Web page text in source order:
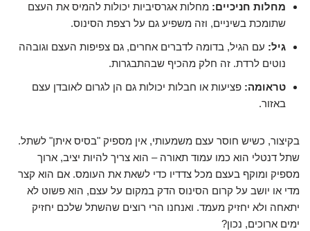
מחלות חניכיים: מחלות אגרסיביות יכולות להמיס את העצם
שתומכת בשיניים, וזה משפיע גם על רצפת הסינוס.
גיל: עם הגיל, בדומה לדברים אחרים, גם צפיפות העצם וגובהה
נוטים לרדת. זה חלק מהכיף שבהתבגרות.
טראומה: פציעות או חבלות יכולות גם הן לגרום לאובדן עצם
באזור.
בקיצור, כשיש חוסר עצם משמעותי, אין מספיק "בסיס איתן" לשתל.
שתל דנטלי הוא כמו עמוד תאורה – הוא צריך להיות יציב, ארוך
מספיק ומוקף בעצם מכל צדדיו כדי לשאת את העומס. אם הוא קצר
מדי או יושב על קרום הסינוס הדק במקום על עצם, הוא פשוט לא
יתאחה ולא יחזיק מעמד. ואנחנו הרי רוצים שהשתל שלכם יחזיק
ימים ארוכים, נכון?